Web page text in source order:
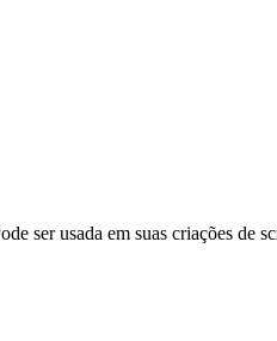
ser usada em suas criações